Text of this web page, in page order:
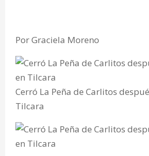
Por Graciela Moreno
Cerró La Peña de Carlitos
Tilcara